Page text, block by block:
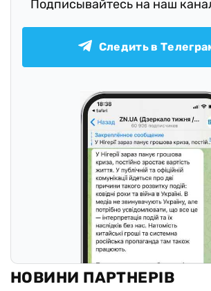
Подписывайтесь на наш
Следить в